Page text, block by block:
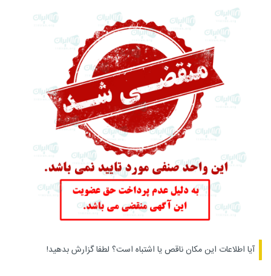
آیا اطلاعات این مکان ناقص یا اشتباه است؟ لطفا گزارش بدهید!